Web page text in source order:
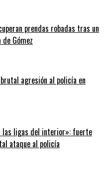
prendas robadas tras un
Gómez
agresión al policía en
las ligas del interior»: fuerte
ataque al policía